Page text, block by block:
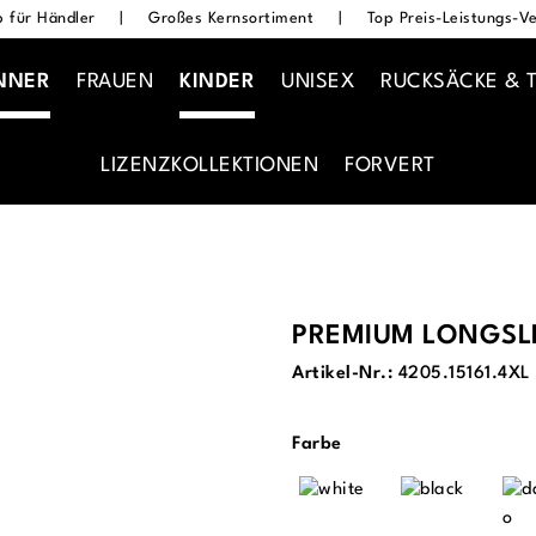
für Händler Großes Kernsortiment Top Preis-Leistungs-
FRAUEN KINDER UNISEX RUCKSÄCKE &
LIZENZKOLLEKTIONEN FORVERT
PREMIUM
Artikel-Nr.: 4205.15161.4XL
Farbeauswählen